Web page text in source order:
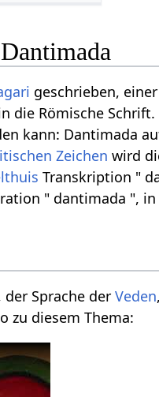
geschrieben,
Römische
kann: Dantimada
Zeichen wird
Transkription "
" dantimada ",
der Sprache derVeden,
zu diesem Thema: